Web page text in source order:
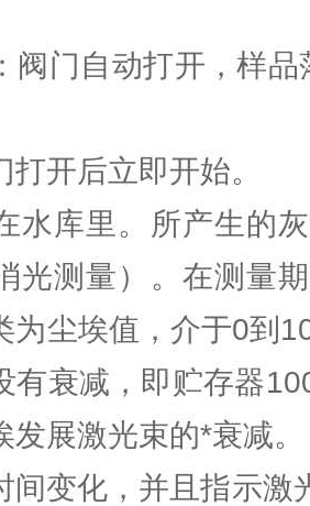
阀门自动打开
门打开后立即
水库里。所产生的
光测量）。在测量
为尘埃值，介于0到
有衰减，即贮存器
埃发展激光束的
间变化，并且指示激